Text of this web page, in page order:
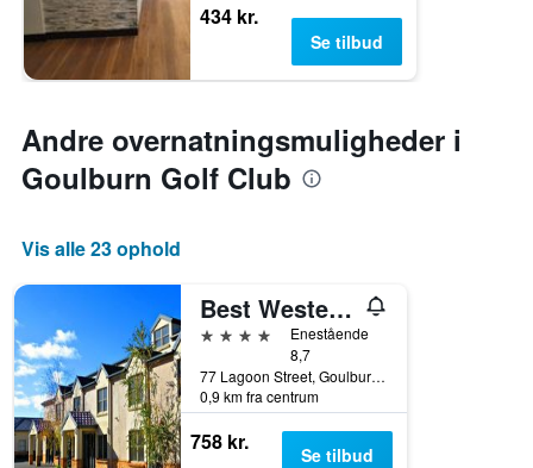
434 kr.
Se tilbud
Andre overnatningsmuligheder i
Goulburn Golf Club
Vis alle 23 ophold
Best Western Plus Goulburn
4 stjerner
Enestående
8,7
77 Lagoon Street, Goulburn, NSW, Australien
0,9 km fra centrum
758 kr. Se tilbud